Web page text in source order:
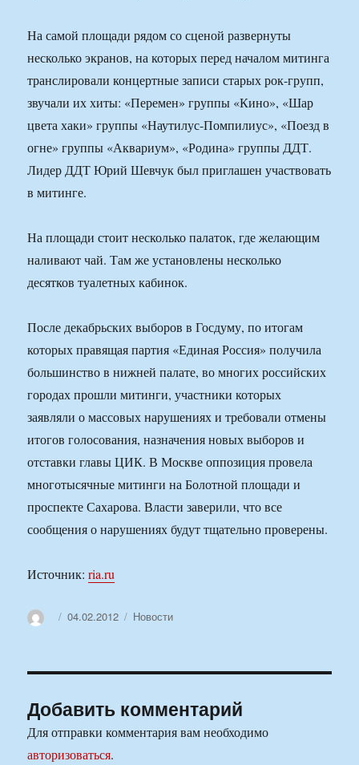
На самой площади рядом со сценой развернуты
несколько экранов, на которых перед началом митинга
транслировали концертные записи старых рок-групп,
звучали их хиты: «Перемен» группы «Кино», «Шар
цвета хаки» группы «Наутилус-Помпилиус», «Поезд в
огне» группы «Аквариум», «Родина» группы ДДТ.
Лидер ДДТ Юрий Шевчук был приглашен участвовать
в митинге.
На площади стоит несколько палаток, где желающим
наливают чай. Там же установлены несколько
десятков туалетных кабинок.
После декабрьских выборов в Госдуму, по итогам
которых правящая партия «Единая Россия» получила
большинство в нижней палате, во многих российских
городах прошли митинги, участники которых
заявляли о массовых нарушениях и требовали отмены
итогов голосования, назначения новых выборов и
отставки главы ЦИК. В Москве оппозиция провела
многотысячные митинги на Болотной площади и
проспекте Сахарова. Власти заверили, что все
сообщения о нарушениях будут тщательно проверены.
Источник:ria.ru
АвторОпубликовано
04.02.2012 Рубрики
Новости
Добавить комментарий
Для отправки комментария вам необходимо
авторизоваться.